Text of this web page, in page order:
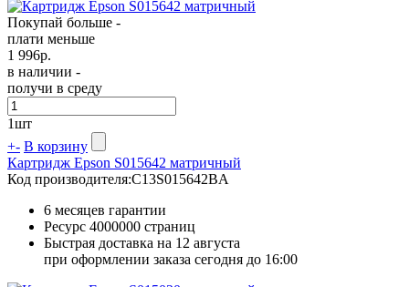
Покупай больше -
плати меньше
1 996р.
в наличии -
получи в среду
1шт
+- В корзину
Картридж Epson S015642 матричный
Код производителя:C13S015642BA
6 месяцев гарантии
Ресурс 4000000 страниц
Быстрая доставка на 12 августа
при оформлении заказа сегодня до 16:00